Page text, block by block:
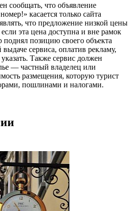
сообщать, что объявление
касается только сайта
что предложение низкой цены
эта цена доступна и вне рамок
поднял позицию своего объекта
сервиса, оплатив рекламу,
Также сервис должен
— частный владелец или
размещения, которую турист
пошлинами и налогами.